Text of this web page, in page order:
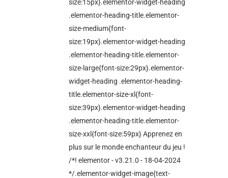
size:15px}.elementor-widget-heading
.elementor-heading-title.elementor-
size-medium{font-
size:19px}.elementor-widget-heading
.elementor-heading-title.elementor-
size-large{font-size:29px}.elementor-
widget-heading .elementor-heading-
title.elementor-size-xl{font-
size:39px}.elementor-widget-heading
.elementor-heading-title.elementor-
size-xxl{font-size:59px} Apprenez en
plus sur le monde enchanteur du jeu !
/*! elementor - v3.21.0 - 18-04-2024
*/.elementor-widget-image{text-